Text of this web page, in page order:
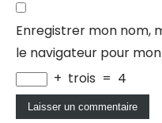
Enregistrer mon nom,
le navigateur pour
+ trois = 4